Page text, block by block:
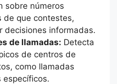
sobre números
de que contestes,
decisiones informadas.
de llamadas: Detecta
de centros de
como llamadas
específicos.